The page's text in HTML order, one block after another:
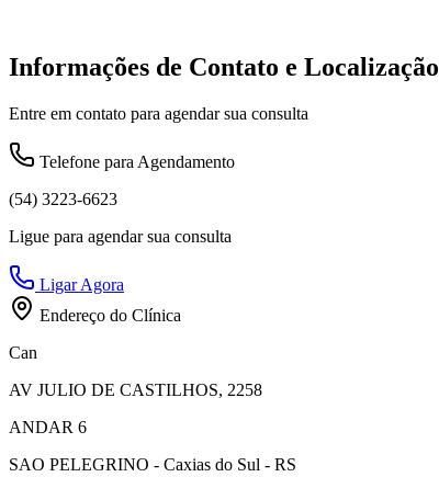
Informações de Contato e Localização
Entre em contato para agendar sua consulta
Telefone para Agendamento
(54) 3223-6623
Ligue para agendar sua consulta
Ligar Agora
Endereço do Clínica
Can
AV JULIO DE CASTILHOS, 2258
ANDAR 6
SAO PELEGRINO - Caxias do Sul - RS